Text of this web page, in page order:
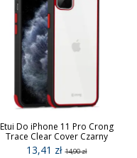
Etui Do iPhone 11 Pro Crong
Trace Clear Cover Czarny
13,41 zł14,90 zł